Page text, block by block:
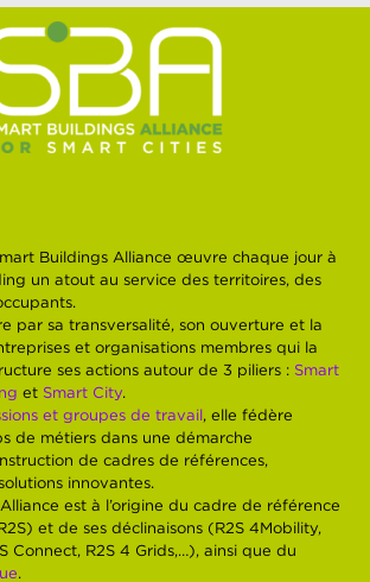
Buildings Alliance œuvre chaque jour à
un atout au service des territoires, des
par sa transversalité, son ouverture et la
et organisations membres qui la
ses actions autour de 3 piliers : Smart
et Smart City
et groupes de travail , elle fédère
de métiers dans une démarche
de cadres de références,
innovantes.
est à l’origine du cadre de référence
et de ses déclinaisons (R2S 4Mobility,
Connect, R2S 4 Grids,…), ainsi que du